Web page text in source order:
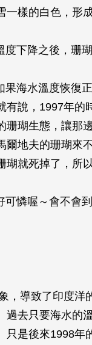
樣的白色，形
下降之後，珊
海水溫度恢復
有說，1997年的
珊瑚生態，讓那
爾地夫的珊瑚來
就死掉了，所
可憐喔～會不會
，導致了印度
過去只要海水的
只是後來1998年